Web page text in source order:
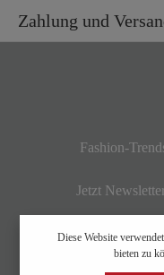
Zahlung und
Fashion-
Jetzt
Diese Website
bieten zu